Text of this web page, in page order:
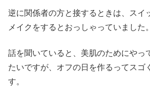
逆に関係者の方と接するときは、スイ
メイクをするとおっしゃっていました。
話を聞いていると、美肌のためにやっ
たいですが、オフの日を作るってスゴ
す。